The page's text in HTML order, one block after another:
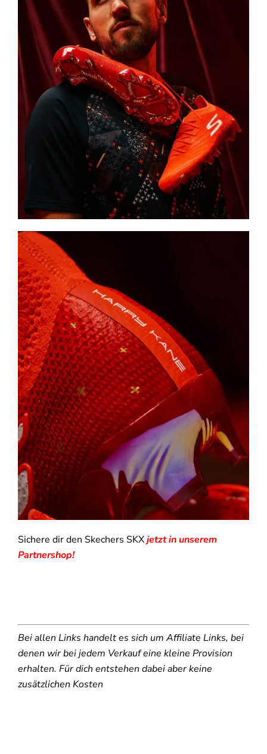
Sichere dir den Skechers SKXjetzt in unserem
Partnershop!
Bei allen Links handelt es sich um Affiliate Links, bei
denen wir bei jedem Verkauf eine kleine Provision
erhalten. Für dich entstehen dabei aber keine
zusätzlichen Kosten